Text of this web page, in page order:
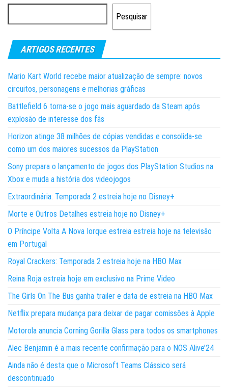
Pesquisar
ARTIGOS RECENTES
Mario Kart World recebe maior atualização de sempre: novos
circuitos, personagens e melhorias gráficas
Battlefield 6 torna-se o jogo mais aguardado da Steam após
explosão de interesse dos fãs
Horizon atinge 38 milhões de cópias vendidas e consolida-se
como um dos maiores sucessos da PlayStation
Sony prepara o lançamento de jogos dos PlayStation Studios na
Xbox e muda a história dos videojogos
Extraordinária: Temporada 2 estreia hoje no Disney+
Morte e Outros Detalhes estreia hoje no Disney+
O Príncipe Volta A Nova Iorque estreia estreia hoje na televisão
em Portugal
Royal Crackers: Temporada 2 estreia hoje na HBO Max
Reina Roja estreia hoje em exclusivo na Prime Video
The Girls On The Bus ganha trailer e data de estreia na HBO Max
Netflix prepara mudança para deixar de pagar comissões à Apple
Motorola anuncia Corning Gorilla Glass para todos os smartphones
Alec Benjamin é a mais recente confirmação para o NOS Alive’24
Ainda não é desta que o Microsoft Teams Clássico será
descontinuado